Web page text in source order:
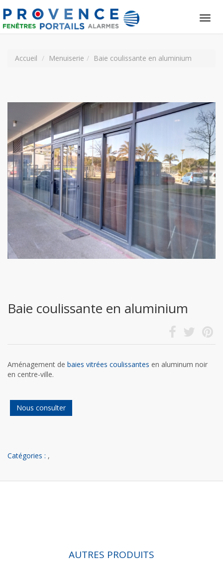
Accueil Menuiserie Baie coulissante en aluminium
Baie coulissante en aluminium
Aménagement de baies vitrées coulissantes en aluminum noir
en centre-ville.
Nous consulter
Catégories : ,
AUTRES PRODUITS